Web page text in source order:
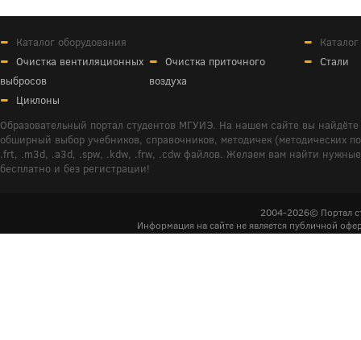
Каталог оборудования
Очистка вентиляционных
выбросов
Очистка приточного
воздуха
Циклоны
Стали
Образовательный портал студентов МГУИЭ. На нашем сайте вы
обширный выбор учебников, справочников, методичек (методических
.frt, .m3d, .a3d, .spw, .kdw, .frw, .cdw файлов. Желаем вам найти
бесплатно и без регистрации!
2004-2026© Портал
Информация на сайте не является публичной